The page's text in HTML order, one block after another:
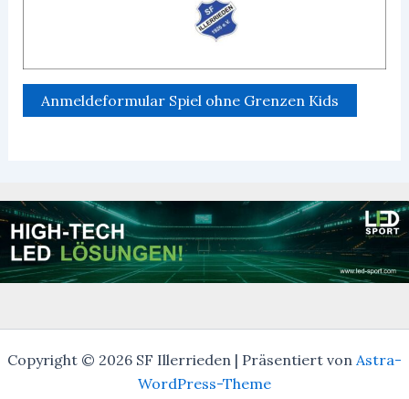
Anmeldeformular Spiel ohne Grenzen Kids
Copyright © 2026 SF Illerrieden | Präsentiert von Astra-
WordPress-Theme